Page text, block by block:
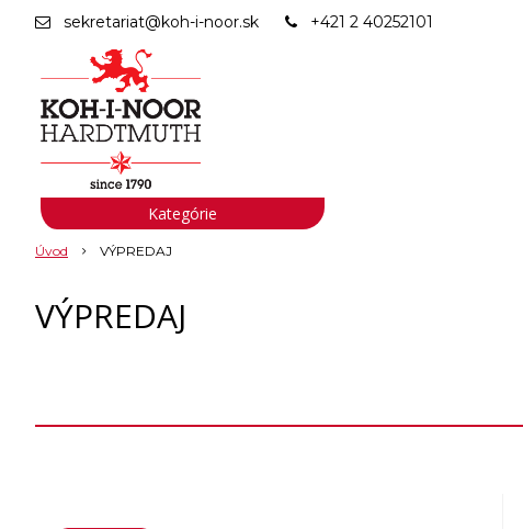
sekretariat@koh-i-noor.sk +421 2 40252101
Úvod VÝPREDAJ
VÝPREDAJ
Kategórie